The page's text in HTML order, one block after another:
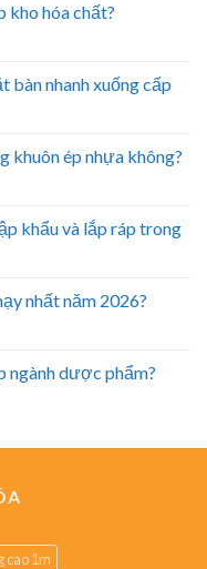
kho hóa chất?
bàn nhanh xuống cấp
khuôn ép nhựa không?
khẩu và lắp ráp trong
nhất năm 2026?
ngành dược phẩm?
cao 1m